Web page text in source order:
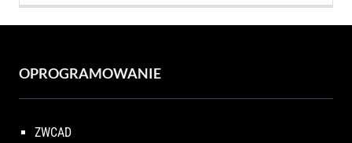
OPROGRAMOWANIE
ZWCAD